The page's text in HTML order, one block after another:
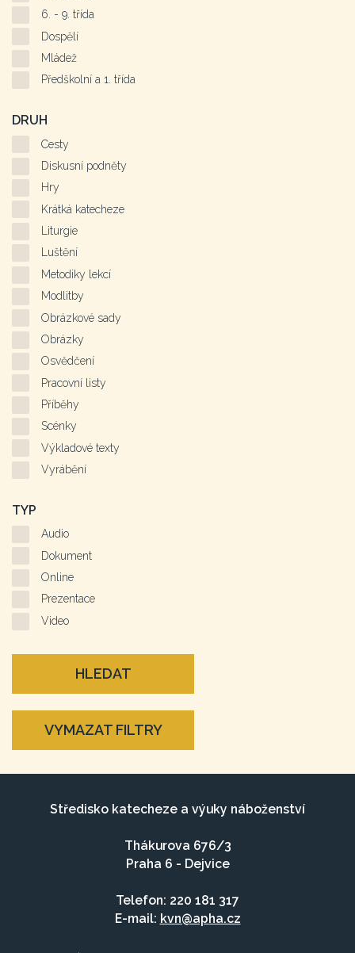
6. - 9. třída
Dospělí
Mládež
Předškolní a 1. třída
DRUH
Cesty
Diskusní podněty
Hry
Krátká katecheze
Liturgie
Luštění
Metodiky lekcí
Modlitby
Obrázkové sady
Obrázky
Osvědčení
Pracovní listy
Příběhy
Scénky
Výkladové texty
Vyrábění
TYP
Audio
Dokument
Online
Prezentace
Video
HLEDAT
VYMAZAT FILTRY
Středisko katecheze a výuky náboženství
Thákurova 676/3
Praha 6 - Dejvice
Telefon: 220 181 317
E-mail: kvn@apha.cz